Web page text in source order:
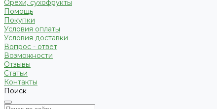
Орехи, сухофрукты
Помощь
Покупки
Условия оплаты
Условия доставки
Вопрос - ответ
Возможности
Отзывы
Статьи
Контакты
Поиск